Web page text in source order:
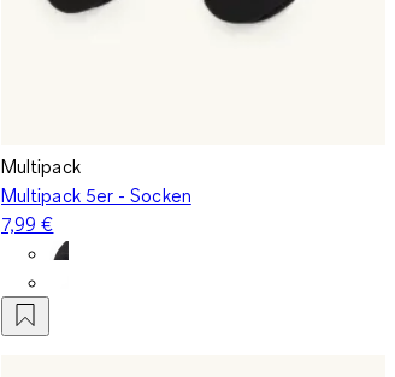
Multipack
Multipack 5er - Socken
7,99 €